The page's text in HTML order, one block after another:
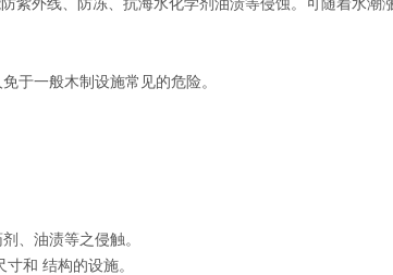
于一般木制设施常见的危险。
、油渍等之侵触。
和 结构的设施。